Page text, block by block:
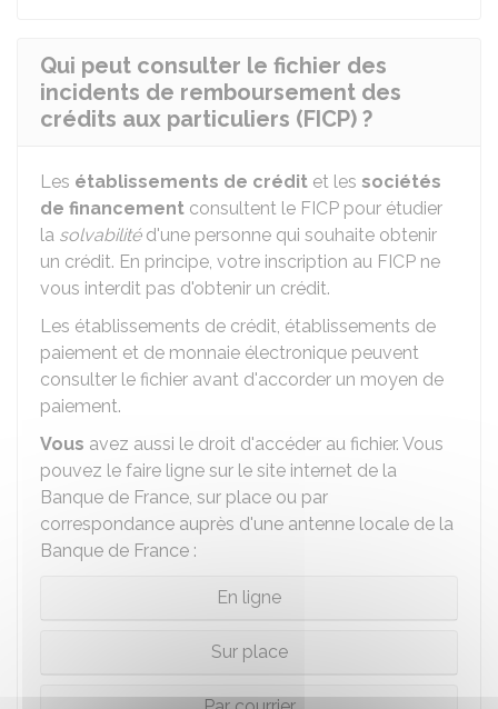
Qui peut consulter le fichier des
incidents de remboursement des
crédits aux particuliers (FICP) ?
Les établissements de crédit et les sociétés
de financement consultent le FICP pour étudier
la solvabilitéd'une personne qui souhaite obtenir
un crédit. En principe, votre inscription au FICP ne
vous interdit pas d'obtenir un crédit.
Les établissements de crédit, établissements de
paiement et de monnaie électronique peuvent
consulter le fichier avant d'accorder un moyen de
paiement.
Vous avez aussi le droit d'accéder au fichier. Vous
pouvez le faire ligne sur le site internet de la
Banque de France, sur place ou par
correspondance auprès d'une antenne locale de la
Banque de France :
En ligne
Sur place